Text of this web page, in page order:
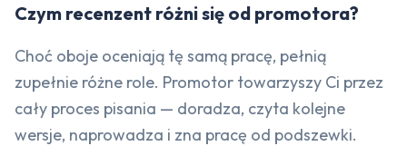
Czym recenzent różni się od promotora?
Choć oboje oceniają tę samą pracę, pełnią
zupełnie różne role. Promotor towarzyszy Ci przez
cały proces pisania — doradza, czyta kolejne
wersje, naprowadza i zna pracę od podszewki.